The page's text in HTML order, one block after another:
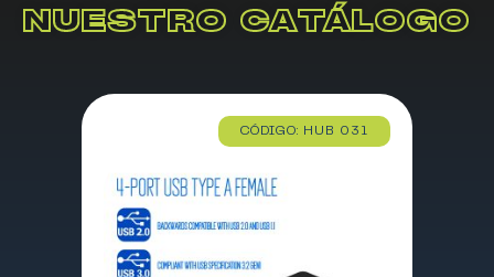
NUESTRO CATÁLOGO
CÓDIGO: HUB 031